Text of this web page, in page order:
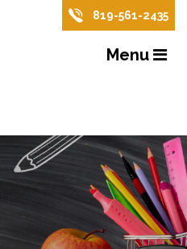
819-561-2435
Menu